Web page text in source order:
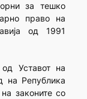
за тешко
право на
од 1991
Уставот на
на Република
законите со